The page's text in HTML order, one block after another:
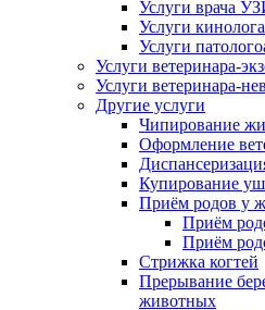
Услуги врача
Услуги кинолога
Услуги
Услуги ветеринара-
Услуги ветеринара-
Другие услуги
Чипирование
Оформление
Купирование
Приём родов у
Приём
Приём
Стрижка когтей
Прерывание
животных